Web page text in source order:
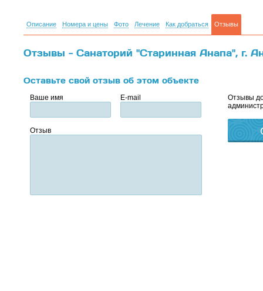
Описание Номера и цены Фото Лечение Как добраться Отзывы
Отзывы - Санаторий "Старинная Анапа", г.
Оставьте свой отзыв об этом объекте
Ваше имя E-mail
Отзыв
Отзывы